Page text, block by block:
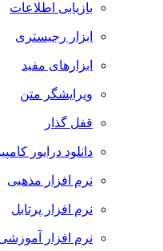
بازیابی اطلاعات
ابزار رجیستری
ابزارهای مفید
ویرایشگر متن
قفل گذار
دانلود درایور
نرم افزار مذهبی
نرم افزار پرتابل
نرم افزار